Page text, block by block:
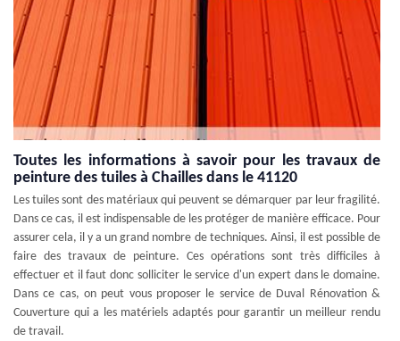
Toutes les informations à savoir pour les travaux de
peinture des tuiles à Chailles dans le 41120
Les tuiles sont des matériaux qui peuvent se démarquer par leur fragilité.
Dans ce cas, il est indispensable de les protéger de manière efficace. Pour
assurer cela, il y a un grand nombre de techniques. Ainsi, il est possible de
faire des travaux de peinture. Ces opérations sont très difficiles à
effectuer et il faut donc solliciter le service d'un expert dans le domaine.
Dans ce cas, on peut vous proposer le service de Duval Rénovation &
Couverture qui a les matériels adaptés pour garantir un meilleur rendu
de travail.